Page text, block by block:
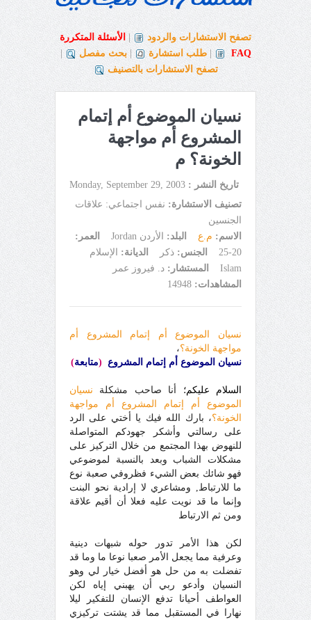
تصفح الاستشارات والردود
الأسئلة المتكررة
FAQ
طلب استشارة بحث مفصل
تصفح الاستشارات بالتصنيف
نسيان الموضوع أم إتمام
المشروع أم مواجهة
الخونة؟ م
تاريخ النشر : Monday, September 29, 2003
تصنيف الاستشارة: نفس اجتماعي: علاقات
الجنسين
الاسم: م.ع البلد: الأردن Jordan
العمر:
20-25
الجنس: ذكر الديانة:
الإسلام
Islam
المستشار: د. فيروز عمر
المشاهدات: 14948
نسيان الموضوع أم إتمام المشروع أم
مواجهة الخونة؟،
نسيان الموضوع أم إتمام المشروع
(متابعة)
السلام عليكم؛ أنا صاحب مشكلة نسيان
الموضوع أم إتمام المشروع أم مواجهة
الخونة؟، بارك الله فيك يا أختي على الرد
على رسالتي وأشكر جهودكم المتواصلة
للنهوض بهذا المجتمع من خلال التركيز على
مشكلات الشباب وبعد بالنسبة لموضوعي
فهو شائك بعض الشيء فظروفي صعبة نوع
ما للارتباط, ومشاعري لا إرادية نحو البنت
وإنما ما قد نويت عليه فعلا أن أقيم علاقة
ومن ثم الارتباط
لكن هذا الأمر تدور حوله شبهات دينية
وعرفية مما يجعل الأمر صعبا نوعا ما وما قد
تفضلت به من حل هو أفضل خيار لي وهو
النسيان وأدعو ربي أن يهبني إياه لكن
العواطف أحيانا تدفع الإنسان للتفكير ليلا
نهارا في المستقبل مما قد يشتت تركيزي